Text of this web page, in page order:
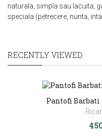
naturala, simpla sau lacuita,
speciala (petrecere, nunta,
RECENTLY VIEWED
Pantofi Barbati